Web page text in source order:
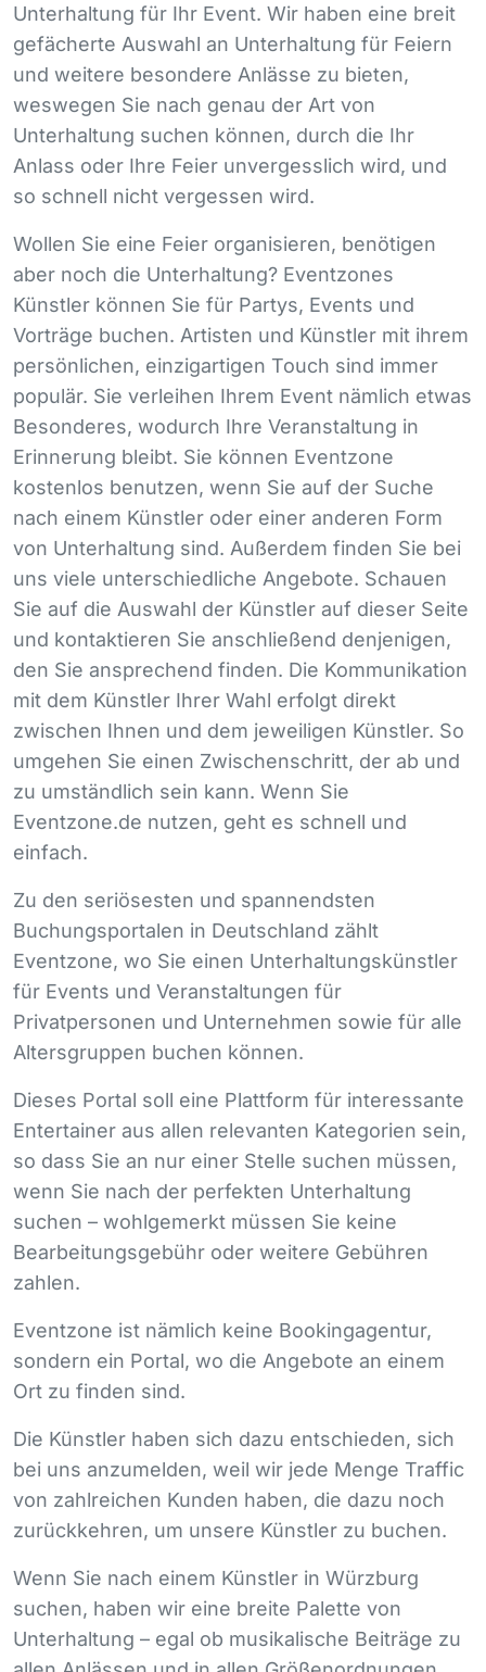
Unterhaltung für Ihr Event. Wir haben eine breit
gefächerte Auswahl an Unterhaltung für Feiern
und weitere besondere Anlässe zu bieten,
weswegen Sie nach genau der Art von
Unterhaltung suchen können, durch die Ihr
Anlass oder Ihre Feier unvergesslich wird, und
so schnell nicht vergessen wird.
Wollen Sie eine Feier organisieren, benötigen
aber noch die Unterhaltung? Eventzones
Künstler können Sie für Partys, Events und
Vorträge buchen. Artisten und Künstler mit ihrem
persönlichen, einzigartigen Touch sind immer
populär. Sie verleihen Ihrem Event nämlich etwas
Besonderes, wodurch Ihre Veranstaltung in
Erinnerung bleibt. Sie können Eventzone
kostenlos benutzen, wenn Sie auf der Suche
nach einem Künstler oder einer anderen Form
von Unterhaltung sind. Außerdem finden Sie bei
uns viele unterschiedliche Angebote. Schauen
Sie auf die Auswahl der Künstler auf dieser Seite
und kontaktieren Sie anschließend denjenigen,
den Sie ansprechend finden. Die Kommunikation
mit dem Künstler Ihrer Wahl erfolgt direkt
zwischen Ihnen und dem jeweiligen Künstler. So
umgehen Sie einen Zwischenschritt, der ab und
zu umständlich sein kann. Wenn Sie
Eventzone.de nutzen, geht es schnell und
einfach.
Zu den seriösesten und spannendsten
Buchungsportalen in Deutschland zählt
Eventzone, wo Sie einen Unterhaltungskünstler
für Events und Veranstaltungen für
Privatpersonen und Unternehmen sowie für alle
Altersgruppen buchen können.
Dieses Portal soll eine Plattform für interessante
Entertainer aus allen relevanten Kategorien sein,
so dass Sie an nur einer Stelle suchen müssen,
wenn Sie nach der perfekten Unterhaltung
suchen – wohlgemerkt müssen Sie keine
Bearbeitungsgebühr oder weitere Gebühren
zahlen.
Eventzone ist nämlich keine Bookingagentur,
sondern ein Portal, wo die Angebote an einem
Ort zu finden sind.
Die Künstler haben sich dazu entschieden, sich
bei uns anzumelden, weil wir jede Menge Traffic
von zahlreichen Kunden haben, die dazu noch
zurückkehren, um unsere Künstler zu buchen.
Wenn Sie nach einem Künstler in Würzburg
suchen, haben wir eine breite Palette von
Unterhaltung – egal ob musikalische Beiträge zu